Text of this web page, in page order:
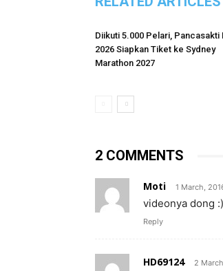
Diikuti 5.000 Pelari, Pancasakti
2026 Siapkan Tiket ke Sydney
Marathon 2027
2 COMMENTS
Moti 1 March,
videonya dong
Reply
HD69124 2